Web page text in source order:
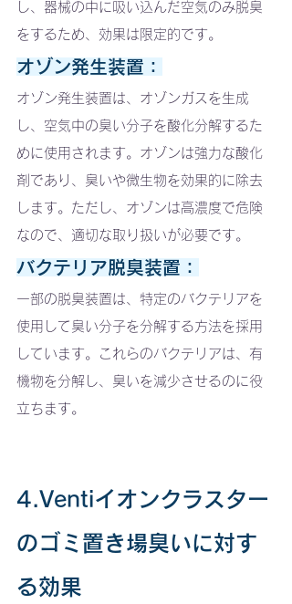
し、器械の中に吸い込んだ空気のみ脱臭
をするため、効果は限定的です。
オゾン発生装置：
オゾン発生装置は、オゾンガスを生成
し、空気中の臭い分子を酸化分解するた
めに使用されます。オゾンは強力な酸化
剤であり、臭いや微生物を効果的に除去
します。ただし、オゾンは高濃度で危険
なので、適切な取り扱いが必要です。
バクテリア脱臭装置：
一部の脱臭装置は、特定のバクテリアを
使用して臭い分子を分解する方法を採用
しています。これらのバクテリアは、有
機物を分解し、臭いを減少させるのに役
立ちます。
4.Ventiイオンクラスター
のゴミ置き場臭いに対す
る効果